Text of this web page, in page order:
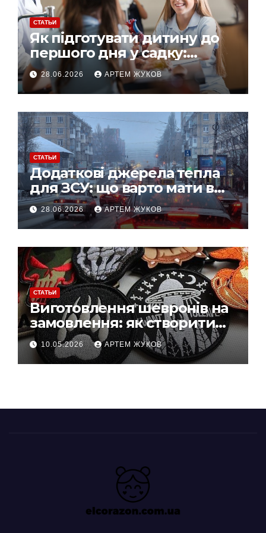
СТАТЬИ
Як підготувати дитину до
першого дня у садку:
простий план для батьків
28.06.2026 АРТЕМ ЖУКОВ
СТАТЬИ
Додаткові джерела тепла
для ЗСУ: що варто мати в
польових умовах взимку
28.06.2026 АРТЕМ ЖУКОВ
СТАТЬИ
Виготовлення шевронів на
замовлення: як створити
власний дизайн нашивки
10.05.2026 АРТЕМ ЖУКОВ